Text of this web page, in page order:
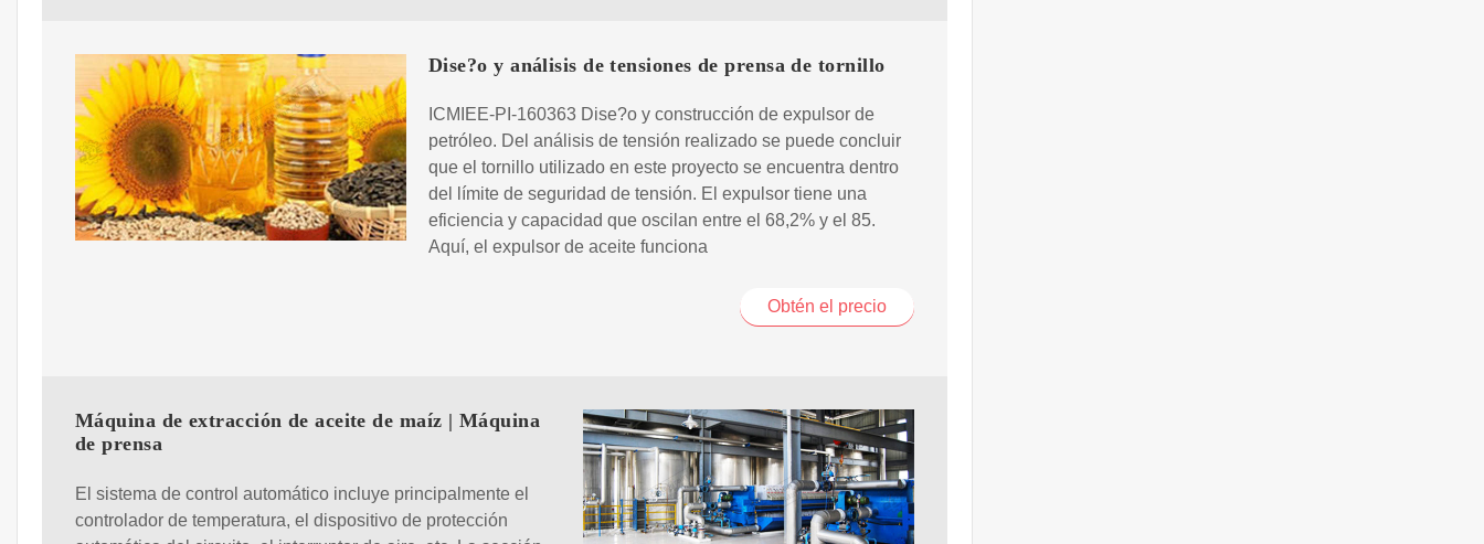
Dise?o y análisis de tensiones de prensa de tornillo
ICMIEE-PI-160363 Dise?o y construcción de expulsor de
petróleo. Del análisis de tensión realizado se puede concluir
que el tornillo utilizado en este proyecto se encuentra dentro
del límite de seguridad de tensión. El expulsor tiene una
eficiencia y capacidad que oscilan entre el 68,2% y el 85.
Aquí, el expulsor de aceite funciona
Obtén el precio
Máquina de extracción de aceite de maíz | Máquina
de prensa
El sistema de control automático incluye principalmente el
controlador de temperatura, el dispositivo de protección